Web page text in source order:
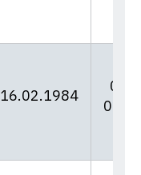
16.02.1984
06/